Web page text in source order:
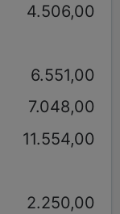
4.506,00
6.551,00
7.048,00
11.554,00
2.250,00